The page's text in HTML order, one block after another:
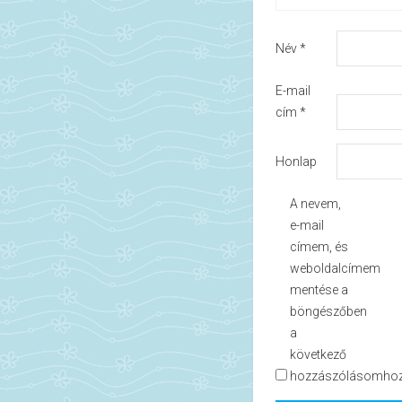
Név*
E-mail
cím *
Honlap
A nevem,
e-mail
címem, és
weboldalcímem
mentése a
böngészőben
a
következő